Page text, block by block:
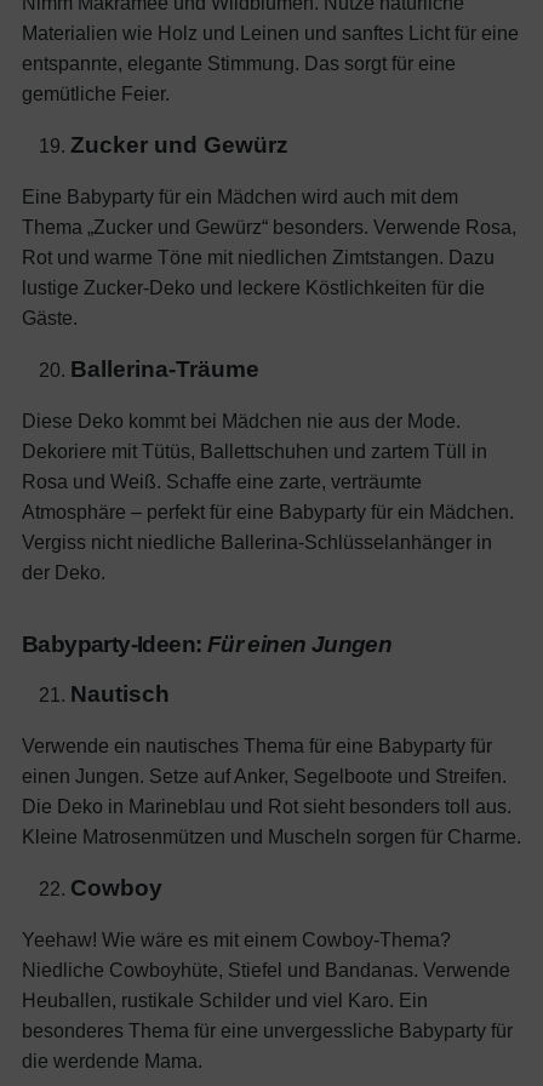
Materialien wie Holz und Leinen und sanftes Licht für eine
entspannte, elegante Stimmung. Das sorgt für eine
gemütliche Feier.
Zucker und Gewürz
Eine Babyparty für ein Mädchen wird auch mit dem
Thema „Zucker und Gewürz“ besonders. Verwende Rosa,
Rot und warme Töne mit niedlichen Zimtstangen. Dazu
lustige Zucker-Deko und leckere Köstlichkeiten für die
Gäste.
Ballerina-Träume
Diese Deko kommt bei Mädchen nie aus der Mode.
Dekoriere mit Tütüs, Ballettschuhen und zartem Tüll in
Rosa und Weiß. Schaffe eine zarte, verträumte
Atmosphäre – perfekt für eine Babyparty für ein Mädchen.
Vergiss nicht niedliche Ballerina-Schlüsselanhänger in
der Deko.
Babyparty-Ideen: Für einen Jungen
Nautisch
Verwende ein nautisches Thema für eine Babyparty für
einen Jungen. Setze auf Anker, Segelboote und Streifen.
Die Deko in Marineblau und Rot sieht besonders toll aus.
Kleine Matrosenmützen und Muscheln sorgen für Charme.
Cowboy
Yeehaw! Wie wäre es mit einem Cowboy-Thema?
Niedliche Cowboyhüte, Stiefel und Bandanas. Verwende
Heuballen, rustikale Schilder und viel Karo. Ein
besonderes Thema für eine unvergessliche Babyparty für
die werdende Mama.